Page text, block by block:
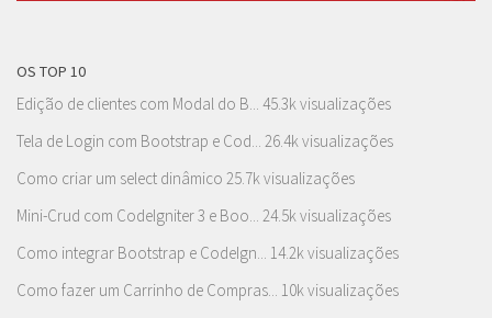
OS TOP 10
Edição de clientes com Modal do B... 45.3k visualizações
Tela de Login com Bootstrap e Cod... 26.4k visualizações
Como criar um select dinâmico 25.7k visualizações
Mini-Crud com CodeIgniter 3 e Boo... 24.5k visualizações
Como integrar Bootstrap e CodeIgn... 14.2k visualizações
Como fazer um Carrinho de Compras... 10k visualizações